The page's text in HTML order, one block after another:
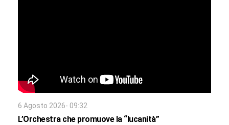
6 Agosto 2026- 09:32
L’Orchestra che promuove la “lucanità”